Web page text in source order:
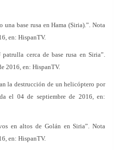
una base rusa en Hama (Siria).”. Nota
en: HispanTV.
cerca de base rusa en Siria”.
2016, en: HispanTV.
la destrucción de un helicóptero por
el 04 de septiembre de 2016, en:
en altos de Golán en Siria”. Nota
en: HispanTV.